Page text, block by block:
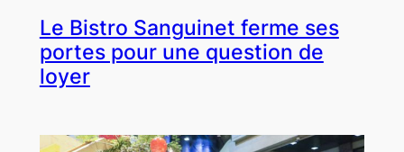
Le Bistro Sanguinet ferme ses
portes pour une question de
loyer